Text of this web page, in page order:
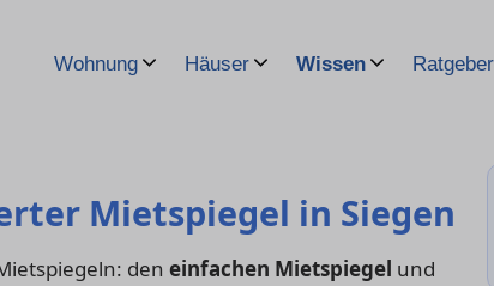
Wohnung Häuser Wissen Ratgeber
Mietspiegel in Siegen
den einfachen Mietspiegel und